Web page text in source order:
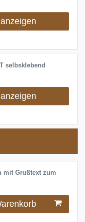
selbsklebend
mit Grußtext zum